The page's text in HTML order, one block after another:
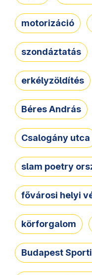
motorizáció
szondáztatás
erkélyzöldítés
Béres András
Csalogány utca
slam poetry
fővárosi helyi
körforgalom
Budapest